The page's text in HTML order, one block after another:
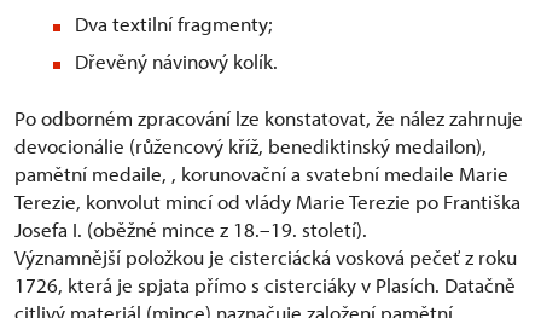
Dva textilní fragmenty;
Dřevěný návinový kolík.
Po odborném zpracování lze konstatovat, že nález zahrnuje
devocionálie (růžencový kříž, benediktinský medailon),
pamětní medaile, , korunovační a svatební medaile Marie
Terezie, konvolut mincí od vlády Marie Terezie po Františka
Josefa I. (oběžné mince z 18.–19. století).
Významnější položkou je cisterciácká vosková pečeť z roku
1726, která je spjata přímo s cisterciáky v Plasích. Datačně
citlivý materiál (mince) naznačuje založení pamětní